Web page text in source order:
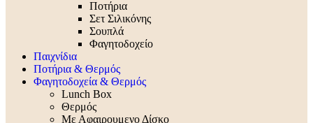
Ποτήρια
Σετ Σιλικόνης
Σουπλά
Φαγητοδοχείο
Παιχνίδια
Ποτήρια & Θερμός
Φαγητοδοχεία & Θερμός
Lunch Box
Θερμός
Με Αφαιρουμενο Δίσκο